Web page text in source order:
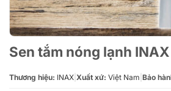
Sen tắm nóng lạnh
Thương hiệu: INAX Xuất xứ: Việt Nam Bảo